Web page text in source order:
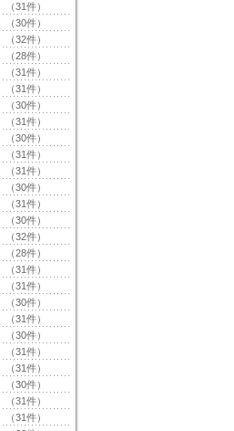
（31件）
（30件）
（32件）
（28件）
（31件）
（31件）
（30件）
（31件）
（30件）
（31件）
（31件）
（30件）
（31件）
（30件）
（32件）
（28件）
（31件）
（31件）
（30件）
（31件）
（30件）
（31件）
（31件）
（30件）
（31件）
（31件）